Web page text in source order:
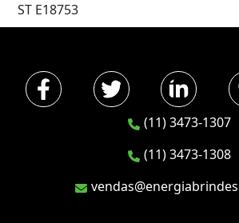
ST E18753
(11) 3473-1307
(11) 3473-1308